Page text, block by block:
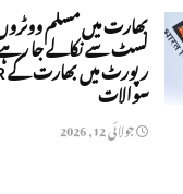
بھارت میں مسلم
سوالات
جولائی 12, 2026